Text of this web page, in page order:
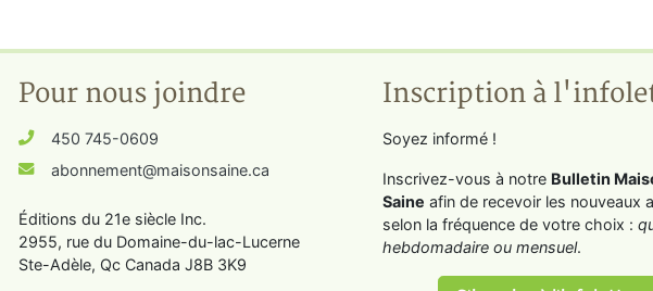
Pour nous joindre
450 745-0609
abonnement@maisonsaine.ca
Éditions du 21e siècle Inc.
2955, rue du Domaine-du-lac-Lucerne
Ste-Adèle, Qc Canada J8B 3K9
Inscription à
Soyez informé !
Inscrivez-vous à notre Bulletin
Saine afin de recevoir les nouveaux
selon la fréquence de votre choix :
hebdomadaire ou mensuel.